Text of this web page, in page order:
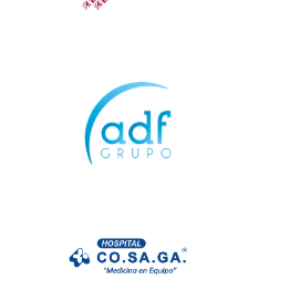
Autoevaluación
EFQM y
Elaboración
Memoria 300+
Autoevaluación
EFQM